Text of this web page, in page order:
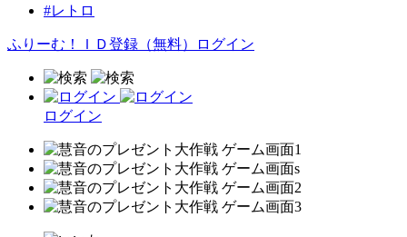
#レトロ
ふりーむ！ＩＤ登録（無料） ログイン
ログイン